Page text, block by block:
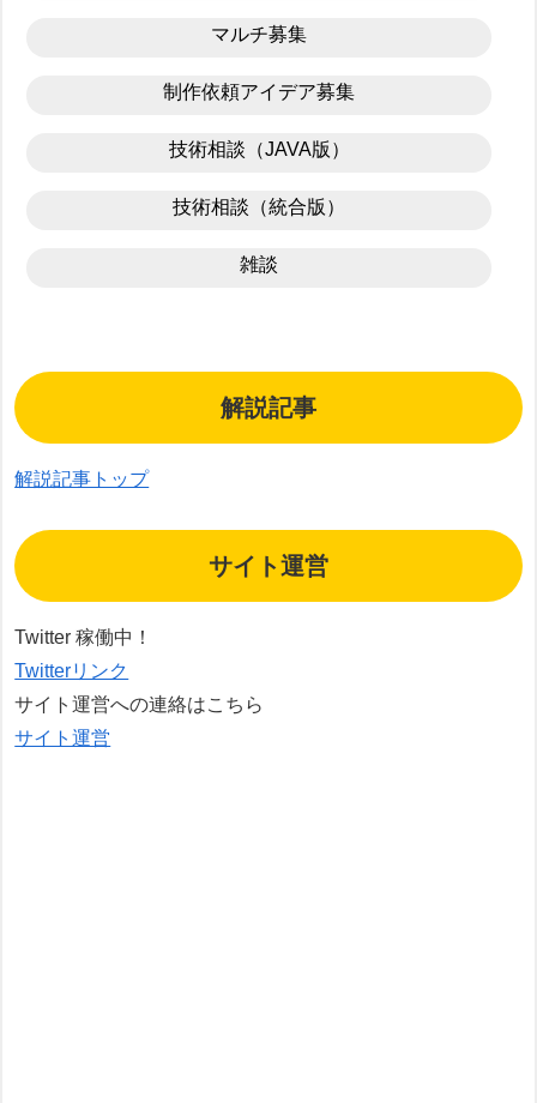
マルチ募集
制作依頼アイデア募集
技術相談（JAVA版）
技術相談（統合版）
雑談
解説記事
解説記事トップ
サイト運営
Twitter 稼働中！
Twitterリンク
サイト運営への連絡はこちら
サイト運営